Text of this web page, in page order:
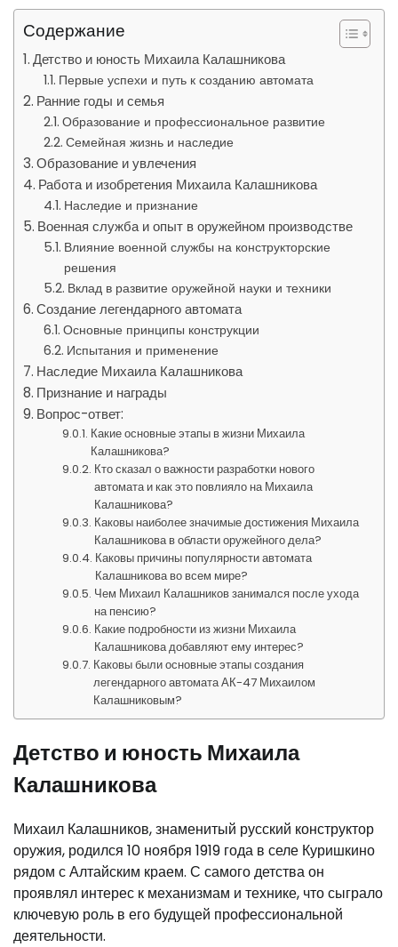
Содержание
Детство и юность Михаила Калашникова
Первые успехи и путь к созданию автомата
Ранние годы и семья
Образование и профессиональное развитие
Семейная жизнь и наследие
Образование и увлечения
Работа и изобретения Михаила Калашникова
Наследие и признание
Военная служба и опыт в оружейном производстве
Влияние военной службы на конструкторские
решения
Вклад в развитие оружейной науки и техники
Создание легендарного автомата
Основные принципы конструкции
Испытания и применение
Наследие Михаила Калашникова
Признание и награды
Вопрос-ответ:
Какие основные этапы в жизни Михаила
Калашникова?
Кто сказал о важности разработки нового
автомата и как это повлияло на Михаила
Калашникова?
Каковы наиболее значимые достижения Михаила
Калашникова в области оружейного дела?
Каковы причины популярности автомата
Калашникова во всем мире?
Чем Михаил Калашников занимался после ухода
на пенсию?
Какие подробности из жизни Михаила
Калашникова добавляют ему интерес?
Каковы были основные этапы создания
легендарного автомата АК-47 Михаилом
Калашниковым?
Детство и юность Михаила
Калашникова
Михаил Калашников, знаменитый русский конструктор
оружия, родился 10 ноября 1919 года в селе Куришкино
рядом с Алтайским краем. С самого детства он
проявлял интерес к механизмам и технике, что сыграло
ключевую роль в его будущей профессиональной
деятельности.